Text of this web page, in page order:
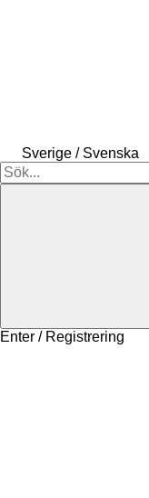
Sverige / Svenska
Enter / Registrering